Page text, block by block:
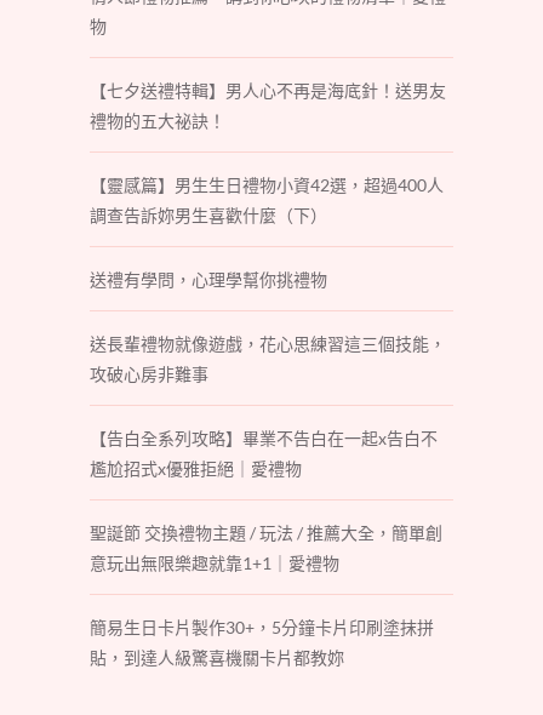
物
【七夕送禮特輯】男人心不再是海底針！送男友
禮物的五大祕訣！
【靈感篇】男生生日禮物小資42選，超過400人
調查告訴妳男生喜歡什麼（下）
送禮有學問，心理學幫你挑禮物
送長輩禮物就像遊戲，花心思練習這三個技能，
攻破心房非難事
【告白全系列攻略】畢業不告白在一起x告白不
尷尬招式x優雅拒絕｜愛禮物
聖誕節 交換禮物主題 / 玩法 / 推薦大全，簡單創
意玩出無限樂趣就靠1+1｜愛禮物
簡易生日卡片製作30+，5分鐘卡片印刷塗抹拼
貼，到達人級驚喜機關卡片都教妳